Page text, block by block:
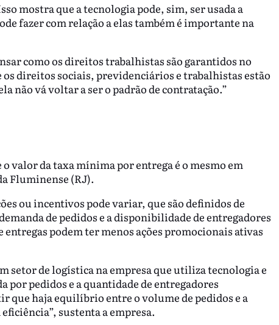
mostra que a tecnologia pode, sim, ser usada a
fazer com relação a elas também é importante na
como os direitos trabalhistas são garantidos no
os direitos sociais, previdenciários e trabalhistas estão
não vá voltar a ser o padrão de contratação.”
o valor da taxa mínima por entrega é o mesmo em
Fluminense (RJ).
ou incentivos pode variar, que são definidos de
de pedidos e a disponibilidade de entregadores
podem ter menos ações promocionais ativas
setor de logística na empresa que utiliza tecnologia e
por pedidos e a quantidade de entregadores
que haja equilíbrio entre o volume de pedidos e a
sustenta a empresa.